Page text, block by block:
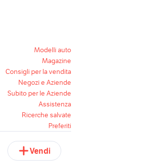
Modelli auto
Magazine
Consigli per la vendita
Negozi e Aziende
Subito per le Aziende
Assistenza
Ricerche salvate
Preferiti
Vendi